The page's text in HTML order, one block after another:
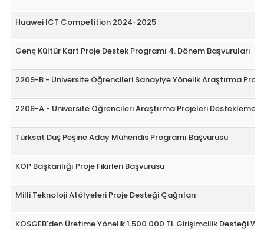
Huawei ICT Competition 2024-2025
Genç Kültür Kart Proje Destek Programı 4. Dönem Başvuruları
2209-B - Üniversite Öğrencileri Sanayiye Yönelik Araştırma
2209-A - Üniversite Öğrencileri Araştırma Projeleri Destekleme
Türksat Düş Peşine Aday Mühendis Programı Başvurusu
KOP Başkanlığı Proje Fikirleri Başvurusu
Milli Teknoloji Atölyeleri Proje Desteği Çağrıları
KOSGEB'den Üretime Yönelik 1.500.000 TL Girişimcilik Desteği